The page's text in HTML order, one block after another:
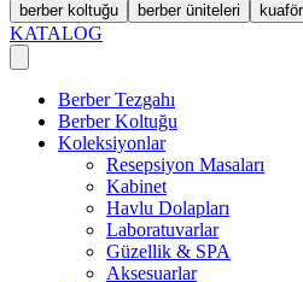
berber koltuğu berber üniteleri
KATALOG
Berber Tezgahı
Berber Koltuğu
Koleksiyonlar
Resepsiyon Masaları
Kabinet
Havlu Dolapları
Laboratuvarlar
Güzellik & SPA
Aksesuarlar